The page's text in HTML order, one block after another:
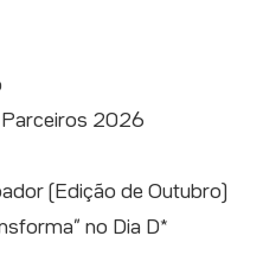
Parceiros 2026
(Edição de Outubro)
no Dia D*